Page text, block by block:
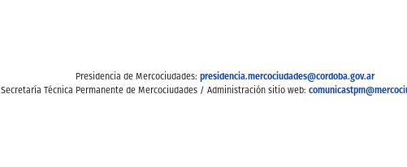
Presidencia de Mercociudades: presidencia.mercociudades@cordoba.gov.ar
Secretaría Técnica Permanente de Mercociudades / Administración sitio web: